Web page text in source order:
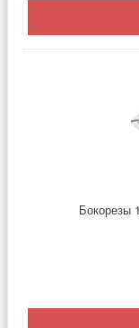
Бокорезы